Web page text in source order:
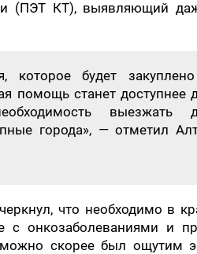
(ПЭТ КТ), выявляющий
которое будет
помощь станет доступнее
выезжать
города», — отметил
что необходимо в
с онкозаболеваниями и
можно скорее был ощутим